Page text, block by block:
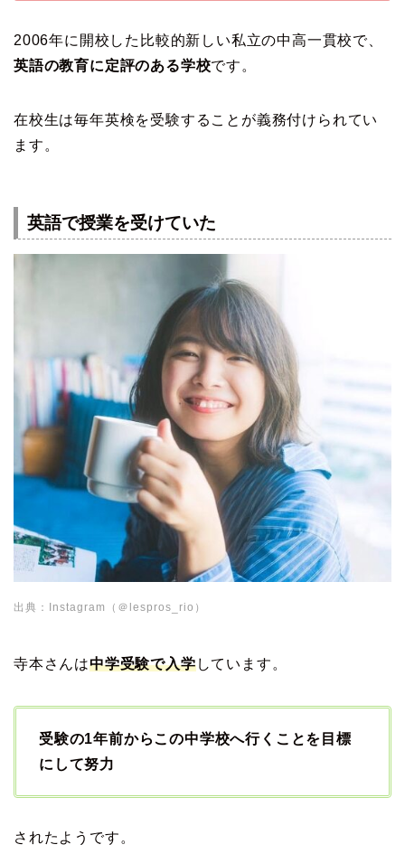
2006年に開校した比較的新しい私立の中高一貫校で、
英語の教育に定評のある学校です。
在校生は毎年英検を受験することが義務付けられてい
ます。
英語で授業を受けていた
出典：Instagram（＠lespros_rio）
寺本さんは中学受験で入学しています。
受験の1年前からこの中学校へ行くことを目標
にして努力
されたようです。